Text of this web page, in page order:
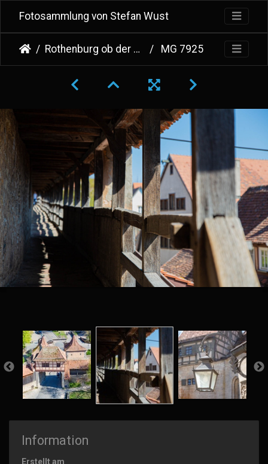
Fotosammlung von Stefan Wust
Rothenburg ob der Tauber MG 7925
Information
Erstellt am